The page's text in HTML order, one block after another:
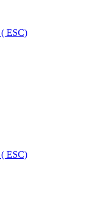
( ESC)
( ESC)